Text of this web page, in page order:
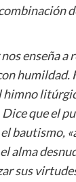
enseña a
humildad.
himno
que el
bautismo,
alma
sus